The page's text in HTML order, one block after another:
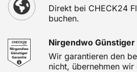
Direkt bei CHECK24
buchen.
Nirgendwo Günstiger
Wir garantieren den
nicht, übernehmen